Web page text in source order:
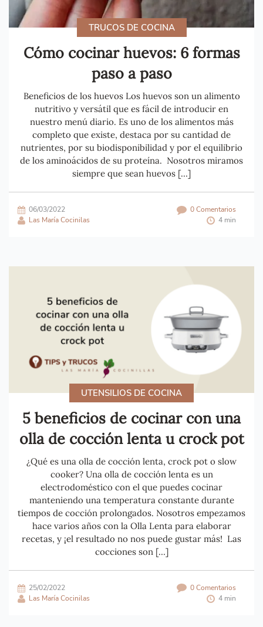
TRUCOS DE COCINA
Cómo cocinar huevos: 6 formas
paso a paso
Beneficios de los huevos Los huevos son un alimento
nutritivo y versátil que es fácil de introducir en
nuestro menú diario. Es uno de los alimentos más
completo que existe, destaca por su cantidad de
nutrientes, por su biodisponibilidad y por el equilibrio
de los aminoácidos de su proteína. Nosotros miramos
siempre que sean huevos […]
06/03/2022
0 Comentarios
Las María Cocinilas
4 min
UTENSILIOS DE COCINA
5 beneficios de cocinar con una
olla de cocción lenta u crock pot
¿Qué es una olla de cocción lenta, crock pot o slow
cooker? Una olla de cocción lenta es un
electrodoméstico con el que puedes cocinar
manteniendo una temperatura constante durante
tiempos de cocción prolongados. Nosotros empezamos
hace varios años con la Olla Lenta para elaborar
recetas, y ¡el resultado no nos puede gustar más! Las
cocciones son […]
25/02/2022
0 Comentarios
Las María Cocinilas
4 min